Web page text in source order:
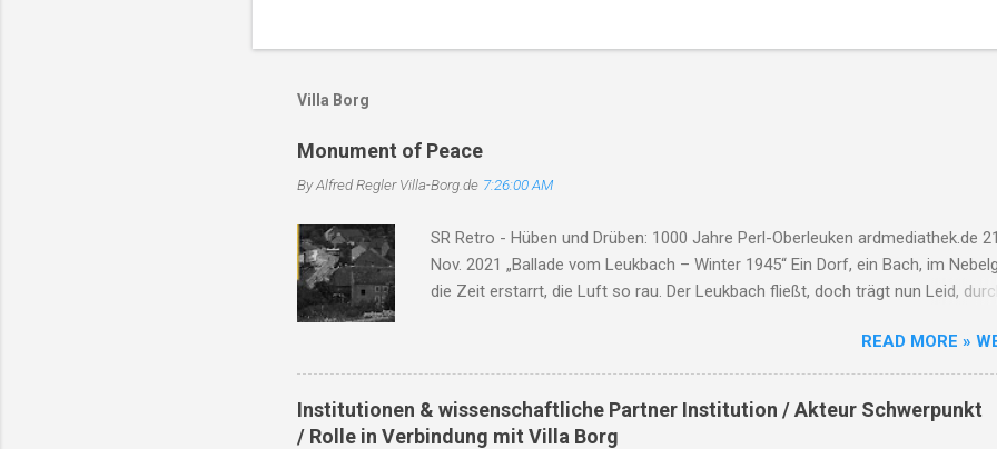
m
n
t
a
r
e
Villa Borg
Monument of Peace
By Alfred ReglerVilla-Borg.de 7:26:00 AM
SR Retro - Hüben und Drüben: 1000 Jahre Perl-Oberleuken ardmediathek.de
Nov. 2021 „Ballade vom Leukbach – Winter 1945“ Ein Dorf, ein Bach, im
die Zeit erstarrt, die Luft so rau. Der Leukbach fließt, doch trägt nun Leid,
das Dorf zur Ruh gebracht. Oberleuken, einst so still, liegt nun in Schutt,
Will'. Die Häuser brennen, Felder leer, der Himmel weint, die Herzen schwer.
Bach, er fließt durch Asche, Stein, nimmt mit das Leid, lässt niemand allein.
Soldaten kamen, zogen fort, zurück blieb nur ein öder Ort. Der Leukbach, Zeuge
READ MORE »
Institutionen & wissenschaftliche Partner Institution / Akteur Schwerpunkt
/ Rolle in Verbindung mit Villa Borg